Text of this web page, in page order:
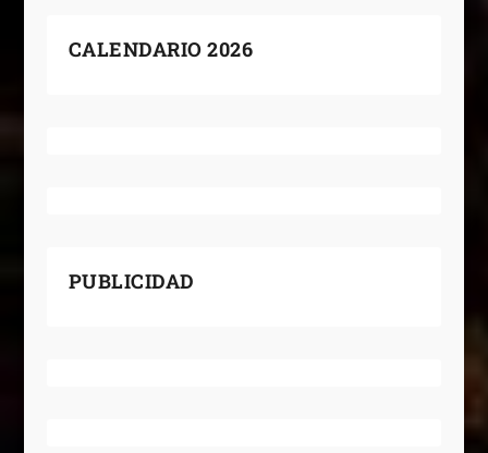
CALENDARIO 2026
PUBLICIDAD